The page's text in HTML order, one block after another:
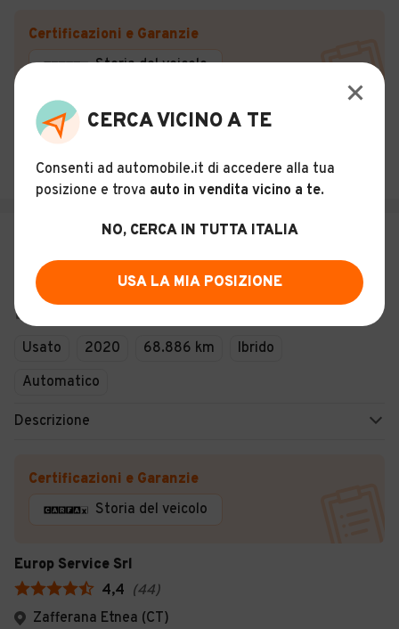
Certificazioni e Garanzie
Storia del veicolo
Europ Service Srl
Zafferana Etnea (CT)
27
€ 19.499
Jeep Renegade 1.3 t4 phev Limited
190CV 4xe
Usato 2020 68.886 km
Ibrido
Automatico
Descrizione
Certificazioni e Garanzie
Storia del veicolo
Europ Service Srl
4,4 (44)
Zafferana Etnea (CT)
CERCA VICINO A TE
Consenti ad automobile.it di accedere alla tua
posizione e trova auto in vendita vicino a te.
NO, CERCA IN TUTTA ITALIA
USA LA MIA POSIZIONE